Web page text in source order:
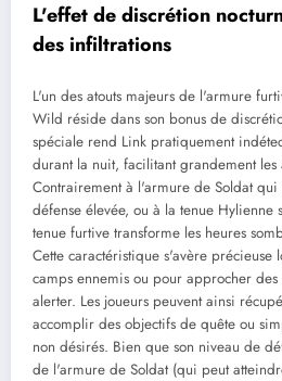
L'effet de discrétion
des infiltrations
L'un des atouts majeurs de l'armure
Wild réside dans son bonus de
spéciale rend Link pratiquement
durant la nuit, facilitant grandement les
Contrairement à l'armure de Soldat
défense élevée, ou à la tenue Hylienne
tenue furtive transforme les heures
Cette caractéristique s'avère
camps ennemis ou pour approcher des
alerter. Les joueurs peuvent ainsi
accomplir des objectifs de quête ou
non désirés. Bien que son niveau de
de l'armure de Soldat (qui peut